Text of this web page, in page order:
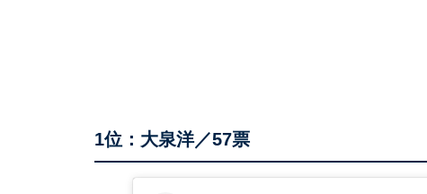
1位：大泉洋／57票